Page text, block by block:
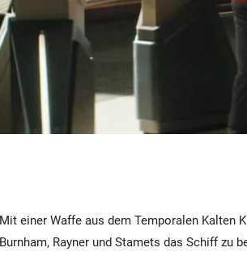
Mit einer Waffe aus dem Temporalen Kalten
Burnham, Rayner und Stamets das Schiff zu